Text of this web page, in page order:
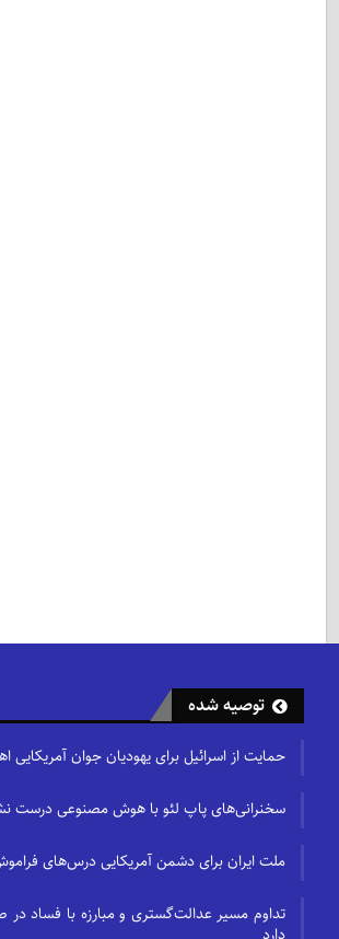
توصیه شده
حمایت از اسرائیل برای یهودیان جوان آمریکایی
سخنرانی‌های پاپ لئو با هوش مصنوعی درست
ملت ایران برای دشمن آمریکایی درس‌های
تداوم مسیر عدالت‌گستری و مبارزه با فساد در